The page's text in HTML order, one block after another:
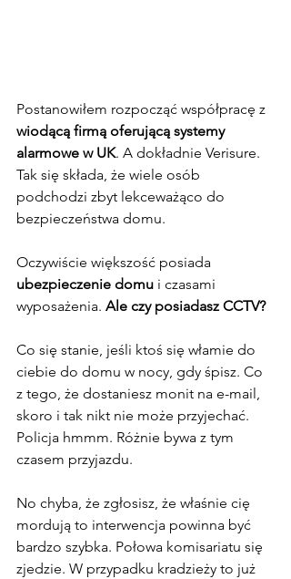
Postanowiłem rozpocząć współpracę z
wiodącą firmą oferującą systemy
alarmowe w UK. A dokładnie Verisure.
Tak się składa, że wiele osób
podchodzi zbyt lekceważąco do
bezpieczeństwa domu.
Oczywiście większość posiada
ubezpieczenie domu i czasami
wyposażenia. Ale czy posiadasz CCTV?
Co się stanie, jeśli ktoś się włamie do
ciebie do domu w nocy, gdy śpisz. Co
z tego, że dostaniesz monit na e-mail,
skoro i tak nikt nie może przyjechać.
Policja hmmm. Różnie bywa z tym
czasem przyjazdu.
No chyba, że zgłosisz, że właśnie cię
mordują to interwencja powinna być
bardzo szybka. Połowa komisariatu się
zjedzie. W przypadku kradzieży to już